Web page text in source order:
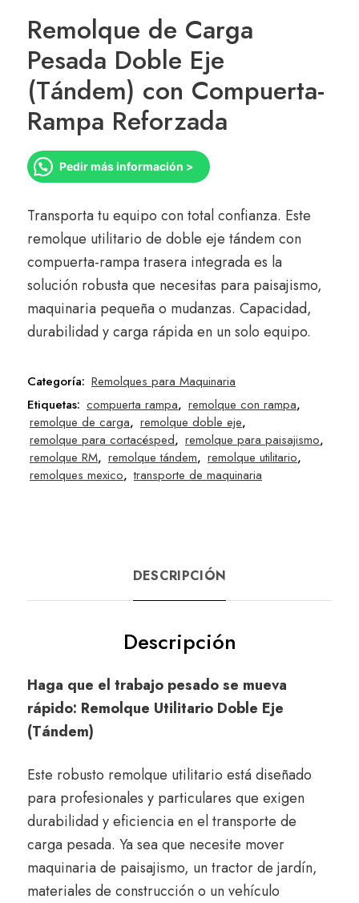
Remolque de Carga
Pesada Doble Eje
(Tándem) con Compuerta-
Rampa Reforzada
Pedir más información >
Transporta tu equipo con total confianza. Este
remolque utilitario de doble eje tándem con
compuerta-rampa trasera integrada es la
solución robusta que necesitas para paisajismo,
maquinaria pequeña o mudanzas. Capacidad,
durabilidad y carga rápida en un solo equipo.
Categoría: Remolques para Maquinaria
Etiquetas: compuerta rampa, remolque con rampa,
remolque de carga, remolque doble eje,
remolque para cortacésped, remolque para paisajismo,
remolque RM, remolque tándem, remolque utilitario,
remolques mexico, transporte de maquinaria
DESCRIPCIÓN
Descripción
Haga que el trabajo pesado se mueva
rápido: Remolque Utilitario Doble Eje
(Tándem)
Este robusto remolque utilitario está diseñado
para profesionales y particulares que exigen
durabilidad y eficiencia en el transporte de
carga pesada. Ya sea que necesite mover
maquinaria de paisajismo, un tractor de jardín,
materiales de construcción o un vehículo